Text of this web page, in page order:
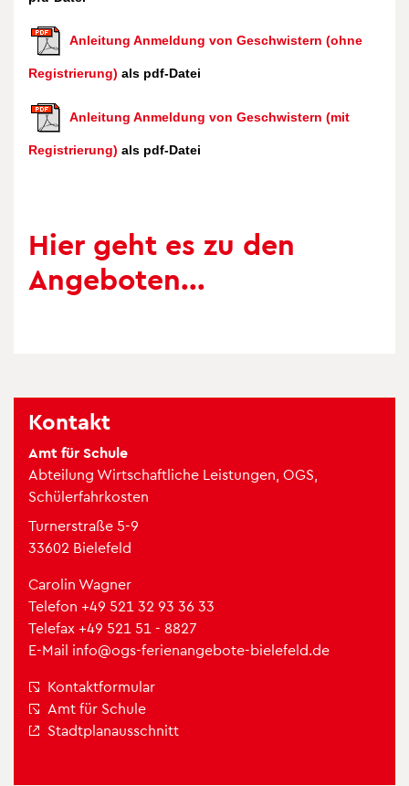
Anlei­tung Anmel­dung von Geschwis­tern (ohne
Regis­trie­rung) als pdf-Datei
Anlei­tung Anmel­dung von Geschwis­tern (mit
Regis­trie­rung) als pdf-Datei
Hier geht es zu den
Ange­bo­ten...
Kon­takt
Amt für Schule
Abtei­lung Wirt­schaft­li­che Leis­tun­gen, OGS,
Schü­ler­fahr­kos­ten
Tur­ner­straße 5-9
33602 Bie­le­feld
Caro­lin Wag­ner
Tele­fon +49 521 32 93 36 33
Tele­fax +49 521 51 - 8827
E-Mail info@​ogs-​fer​iena​ngeb​ote-​bielefeld.​de
Kon­takt­for­mu­lar
Amt für Schule
Stadt­plan­aus­schnitt